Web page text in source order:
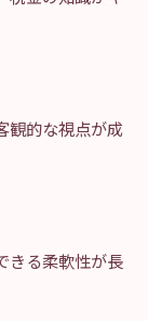
観的な視点が成
きる柔軟性が長